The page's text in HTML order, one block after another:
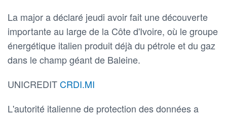
La major a déclaré jeudi avoir fait une découverte
importante au large de la Côte d'Ivoire, où le groupe
énergétique italien produit déjà du pétrole et du gaz
dans le champ géant de Baleine.
UNICREDITCRDI.MI
L'autorité italienne de protection des données a